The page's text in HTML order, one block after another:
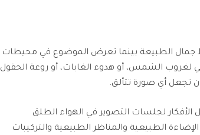
جمال الطبيعة بينما تعرض الموضوع في محيطات
لغروب الشمس، أو هدوء الغابات، أو روعة الحقول
تجعل أي صورة تتألق.
لجلسات التصوير في الهواء الطلق
الطبيعية والمناظر الطبيعية والتركيبات